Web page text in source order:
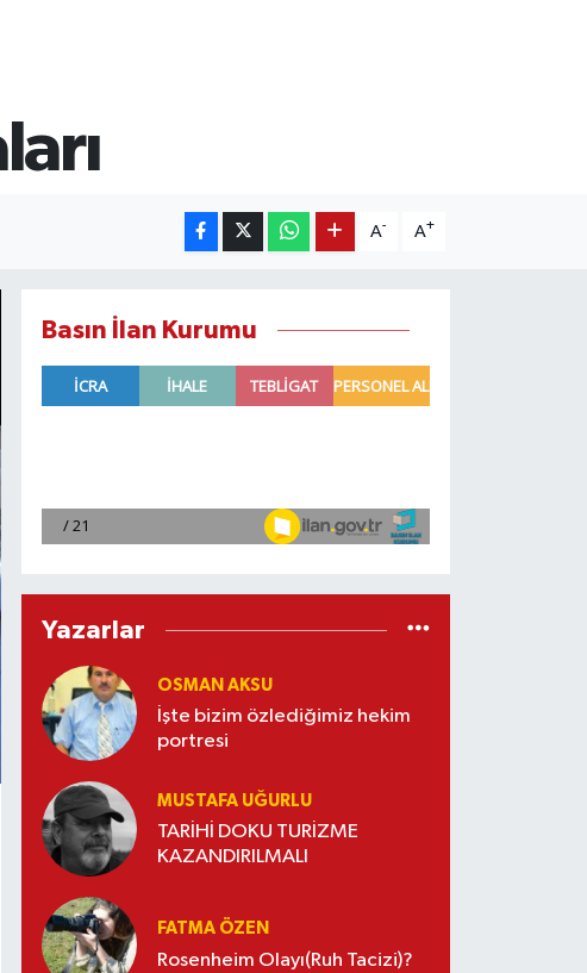
A- A+
Basın İlan Kurumu
Yazarlar
OSMAN AKSU
İşte bizim özlediğimiz hekim
portresi
MUSTAFA UĞURLU
TARİHİ DOKU TURİZME
KAZANDIRILMALI
FATMA ÖZEN
Rosenheim Olayı(Ruh Tacizi)?